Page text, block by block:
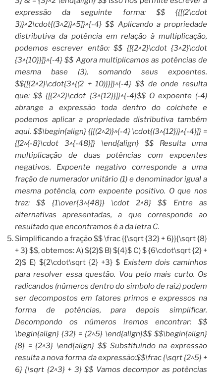
expressão da seguinte forma: $$ {{[(2\cdot
3)}^2\cdot{(3^2)}^5]}^{-4} $$ Aplicando a propriedade
distributiva da potência em relação à multiplicação,
podemos escrever então: $$ {[{2^2}\cdot {3^2}\cdot
{3^{10}}]}^{-4} $$ Agora multiplicamos as potências de
mesma base (3), somando seus expoentes.
$${[{2^2}\cdot{3^{(2 + 10)}}]}^{-4} $$ de onde resulta
que: $$ {[{2^2}\cdot {3^{12}}]}^{-4}$$ O expoente (-4)
abrange a expressão toda dentro do colchete e
podemos aplicar a propriedade distributiva também
aqui. $$\begin{align} {[{(2^2)}^{-4} \cdot{(3^{12})}^{-4}]} =
{[2^{-8}\cdot 3^{-48}]} \end{align} $$ Resulta uma
multiplicação de duas potências com expoentes
negativos. Expoente negativo corresponde a uma
fração de numerador unitário (1) e denominador igual a
mesma potência, com expoente positivo. O que nos
traz: $$ {1\over{3^{48}} \cdot 2^8} $$ Entre as
alternativas apresentadas, a que corresponde ao
resultado que encontramos é a da letra C.
Simplificando a fração $$ \frac {{\sqrt {32} + 6}}{\sqrt {8}
+ 3} $$, obtemos: A) ${2}$ B) ${4}$ C) $ {6\cdot\sqrt {2} +
2}$ E) ${2\cdot\sqrt {2} +3} $ Existem dois caminhos
para resolver essa questão. Vou pelo mais curto. Os
radicandos (números dentro do simbolo de raiz) podem
ser decompostos em fatores primos e expressos na
forma de potências, para depois simplificar.
Decompondo os números iremos encontrar: $$
\begin{align} {32} = {2^5} \end{align}$$ $$\begin{align}
{8} = {2^3} \end{align} $$ Substituindo na expressão
resulta a nova forma da expressão:$$\frac {\sqrt {2^5} +
6} {\sqrt {2^3} + 3} $$ Vamos decompor as potências